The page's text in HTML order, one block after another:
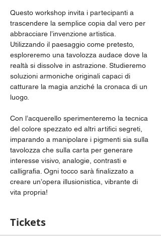
Questo workshop invita i partecipanti a
trascendere la semplice copia dal vero per
abbracciare l’invenzione artistica.
Utilizzando il paesaggio come pretesto,
esploreremo una tavolozza audace dove la
realtà si dissolve in astrazione. Studieremo
soluzioni armoniche originali capaci di
catturare la magia anziché la cronaca di un
luogo.
Con l’acquerello sperimenteremo la tecnica
del colore spezzato ed altri artifici segreti,
imparando a manipolare i pigmenti sia sulla
tavolozza che sulla carta per generare
interesse visivo, analogie, contrasti e
calligrafia. Ogni tocco sarà finalizzato a
creare un’opera illusionistica, vibrante di
vita propria!
Tickets